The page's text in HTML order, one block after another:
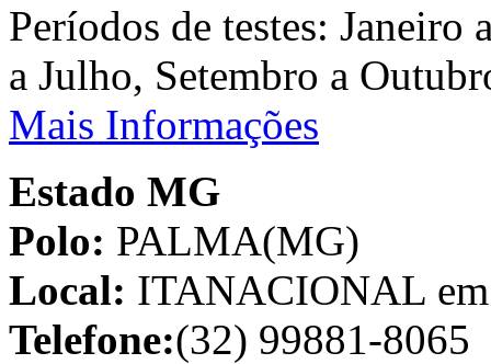
Períodos de testes:
a Julho, Setembro a
Mais Informações
Estado MG
Polo: PALMA(MG)
Local: ITANACIONAL
Telefone:(32) 99881-8065